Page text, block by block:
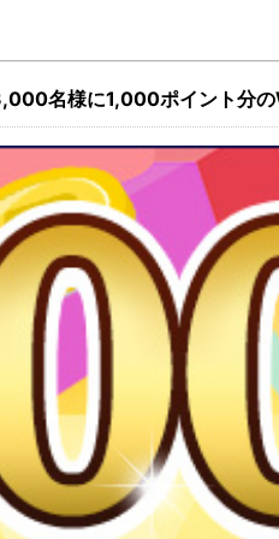
名様に1,000ポイント分